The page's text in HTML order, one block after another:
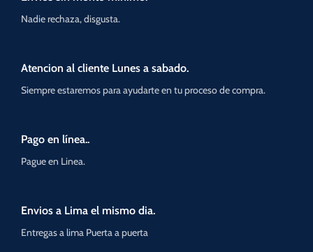
Nadie rechaza, disgusta.
Atencion al cliente Lunes a sabado.
Siempre estaremos para ayudarte en tu proceso de compra.
Pago en línea..
Pague en Linea.
Envios a Lima el mismo dia.
Entregas a lima Puerta a puerta